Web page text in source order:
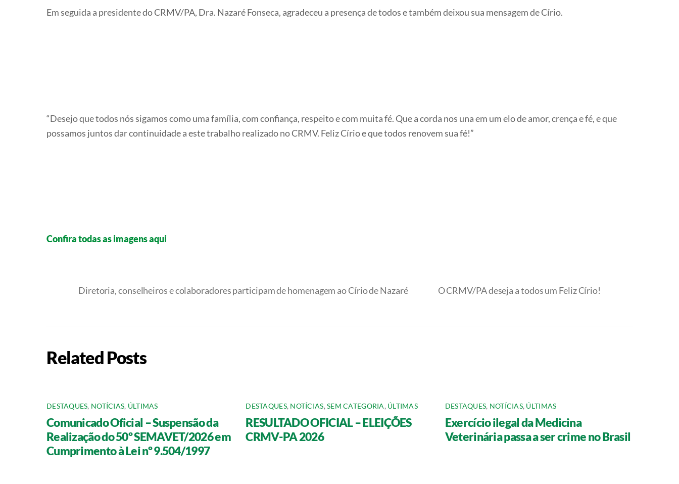
Em seguida a presidente do CRMV/PA, Dra. Nazaré Fonseca, agradeceu a presença de todos e também deixou sua mensagem de Círio.
“Desejo que todos nós sigamos como uma família, com confiança, respeito e com muita fé. Que a corda nos una em um elo de amor, crença e fé, e que
possamos juntos dar continuidade a este trabalho realizado no CRMV. Feliz Círio e que todos renovem sua fé!”
Confira todas as imagens aqui
Diretoria, conselheiros e colaboradores participam de homenagem ao Círio de Nazaré O CRMV/PA deseja a todos um Feliz Círio!
Related Posts
DESTAQUES, NOTÍCIAS, ÚLTIMAS
Comunicado Oficial – Suspensão da
Realização do 50º SEMAVET/2026 em
Cumprimento à Lei nº 9.504/1997
DESTAQUES, NOTÍCIAS,SEM CATEGORIA, ÚLTIMAS
RESULTADO OFICIAL – ELEIÇÕES
CRMV-PA 2026
DESTAQUES, NOTÍCIAS, ÚLTIMAS
Exercício ilegal da Medicina
Veterinária passa a ser crime no Brasil